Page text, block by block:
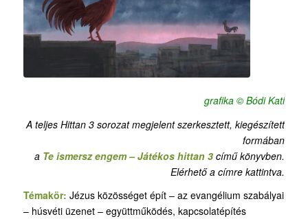
grafika © Bódi Kati
A teljes Hittan 3 sorozat megjelent szerkesztett, kiegészített
formában
a Te ismersz engem – Játékos hittan 3 című könyvben.
Elérhető a címre kattintva.
Témakör: Jézus közösséget épít – az evangélium szabályai
– húsvéti üzenet – együttműködés, kapcsolatépítés